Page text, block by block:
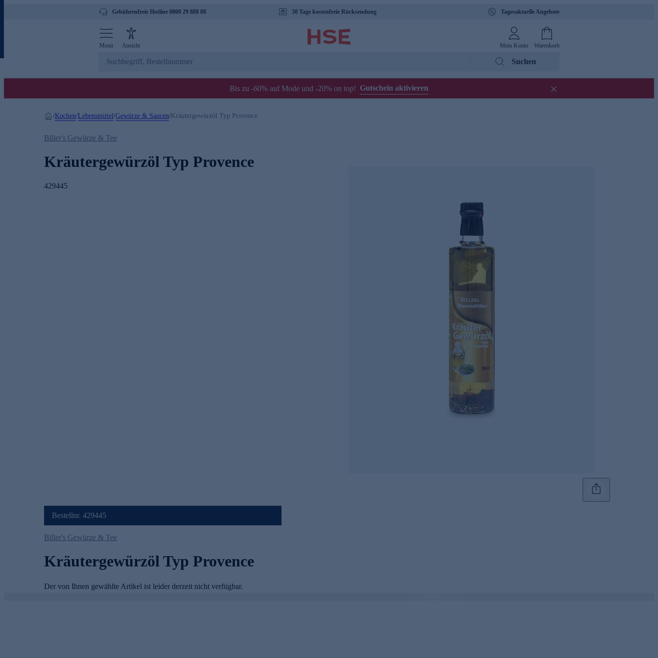
Gebührenfreie Hotline 0800 29 888 88 30 Tage kostenfreie Rücksendung Tagesaktuelle Angebote
Menü Ansicht Mein Konto Warenkorb
Suchen
Bis zu -60% auf Mode und -20% on top! Gutschein aktivieren
/Kochen/Lebensmittel/Gewürze & Saucen/ Kräutergewürzöl Typ Provence
Biller's Gewürze & Tee
Kräutergewürzöl Typ Provence
429445
Bestellnr. 429445
Biller's Gewürze & Tee
Kräutergewürzöl Typ Provence
Der von Ihnen gewählte Artikel ist leider derzeit nicht verfügbar.